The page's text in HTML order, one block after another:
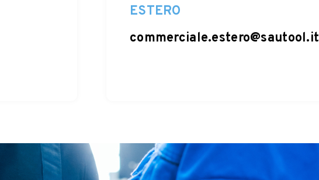
ESTERO
commerciale.estero@sautool.it